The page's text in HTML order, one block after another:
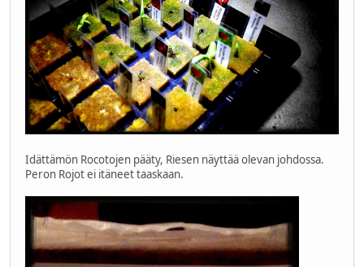
Idättämön Rocotojen pääty, Riesen näyttää olevan johdossa.
Peron Rojot ei itäneet taaskaan.